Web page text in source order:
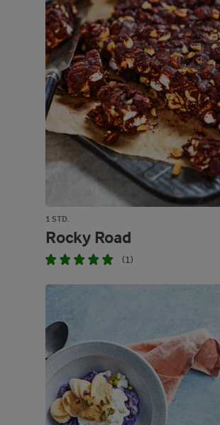
1 STD.
Rocky Road
(1)